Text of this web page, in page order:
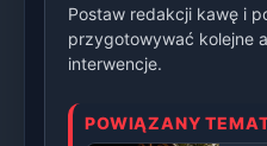
Postaw redakcji kawę i
przygotowywać kolejne
interwencje.
POWIĄZANY